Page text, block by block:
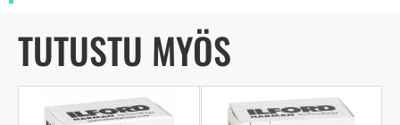
TUTUSTU MYÖS